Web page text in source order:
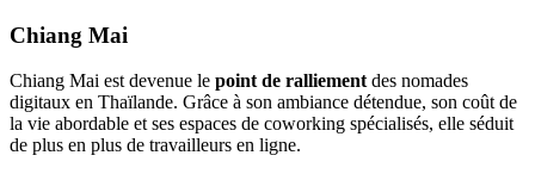
Chiang Mai
Chiang Mai est devenue le point de ralliement des nomades
digitaux en Thaïlande. Grâce à son ambiance détendue, son coût de
la vie abordable et ses espaces de coworking spécialisés, elle séduit
de plus en plus de travailleurs en ligne.